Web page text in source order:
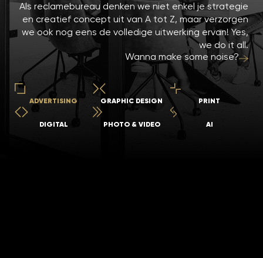
Als reclamebureau denken we niet enkel je strategie
en creatief concept uit van A tot Z, maar verzorgen
we ook nog eens de volledige uitwerking ervan! Yes,
we do it all.
Wanna make some noise?
ADVERTISING GRAPHIC DESIGN PRINT
DIGITAL PHOTO & VIDEO AI